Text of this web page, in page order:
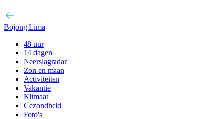
Bojong Lima
48 uur
14 dagen
Neerslagradar
Zon en maan
Activiteiten
Vakantie
Klimaat
Gezondheid
Foto's